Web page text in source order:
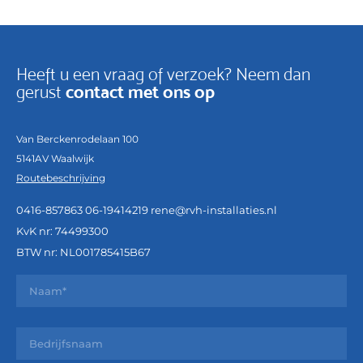
Heeft u een vraag of verzoek? Neem dan
gerust contact met ons op
Van Berckenrodelaan 100
5141AV Waalwijk
Routebeschrijving
0416-85786306-19414219 rene@rvh-installaties.nl
KvK nr: 74499300
BTW nr: NL001785415B67